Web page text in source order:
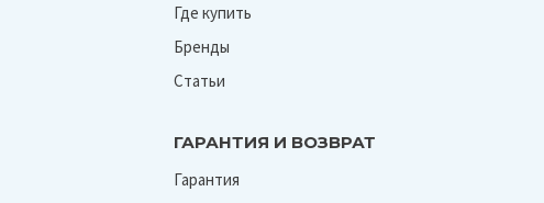
Где купить
Бренды
Статьи
ГАРАНТИЯ И ВОЗВРАТ
Гарантия